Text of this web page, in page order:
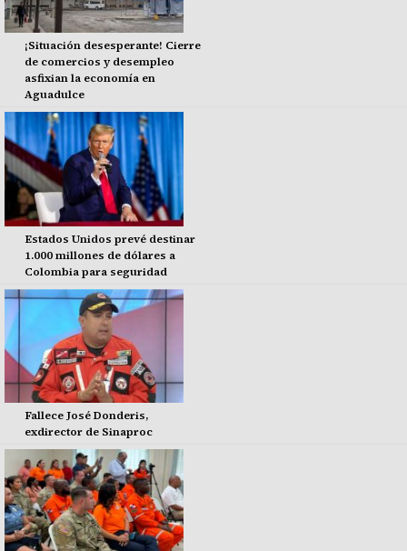
¡Situación desesperante! Cierre
de comercios y desempleo
asfixian la economía en
Aguadulce
Estados Unidos prevé destinar
1.000 millones de dólares a
Colombia para seguridad
Fallece José Donderis,
exdirector de Sinaproc